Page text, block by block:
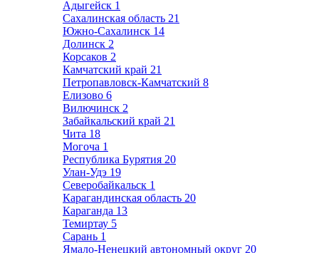
Адыгейск 1
Сахалинская область 21
Южно-Сахалинск 14
Долинск 2
Корсаков 2
Камчатский край 21
Петропавловск-Камчатский 8
Елизово 6
Вилючинск 2
Забайкальский край 21
Чита 18
Могоча 1
Республика Бурятия 20
Улан-Удэ 19
Северобайкальск 1
Карагандинская область 20
Караганда 13
Темиртау 5
Сарань 1
Ямало-Ненецкий автономный округ 20